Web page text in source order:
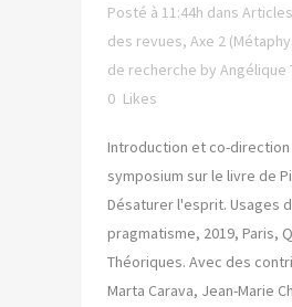
Posté à 11:44h dans
des revues, Axe 2
de recherche by Angélique
0 Likes
Introduction et co-direction
symposium sur le livre de
Désaturer l'esprit. Usages
pragmatisme, 2019, Paris,
Théoriques. Avec des
Marta Carava, Jean-Marie